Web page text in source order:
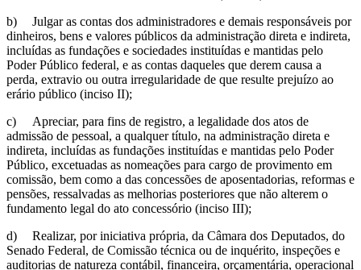
b)
Julgar as contas dos administradores e demais responsáveis por
dinheiros, bens e valores públicos da administração direta e indireta,
incluídas as fundações e sociedades instituídas e mantidas pelo
Poder Público federal, e as contas daqueles que derem causa a
perda, extravio ou outra irregularidade de que resulte prejuízo ao
erário público (inciso II);
c)
Apreciar, para fins de registro, a legalidade dos atos de
admissão de pessoal, a qualquer título, na administração direta e
indireta, incluídas as fundações instituídas e mantidas pelo Poder
Público, excetuadas as nomeações para cargo de provimento em
comissão, bem como a das concessões de aposentadorias, reformas e
pensões, ressalvadas as melhorias posteriores que não alterem o
fundamento legal do ato concessório (inciso III);
d)
Realizar, por iniciativa própria, da Câmara dos Deputados, do
Senado Federal, de Comissão técnica ou de inquérito, inspeções e
auditorias de natureza contábil, financeira, orçamentária, operacional